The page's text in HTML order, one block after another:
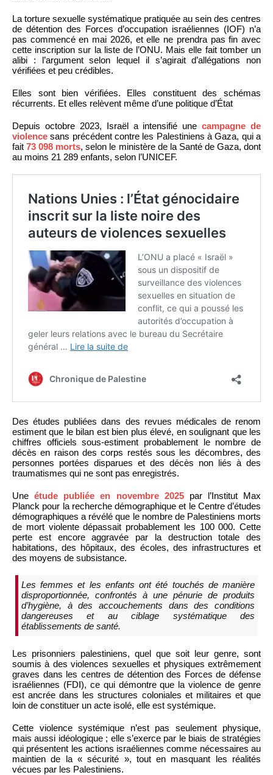
La torture sexuelle systématique pratiquée au sein des centres
de détention des Forces d’occupation israéliennes (IOF) n’a
pas commencé en mai 2026, et elle ne prendra pas fin avec
cette inscription sur la liste de l’ONU. Mais elle fait tomber un
alibi : l’argument selon lequel il s’agirait d’allégations non
vérifiées et peu crédibles.
Elles sont bien vérifiées. Elles constituent des schémas
récurrents. Et elles relèvent même d’une politique d’État
Depuis octobre 2023, Israël a intensifié unecampagne de
violence sans précédent contre les Palestiniens à Gaza, qui a
fait73 098 morts, selon le ministère de la Santé de Gaza, dont
au moins 21 289 enfants, selon l’UNICEF.
Des études publiées dans des revues médicales de renom
estiment que le bilan est bien plus élevé, en soulignant que les
chiffres officiels sous-estiment probablement le nombre de
décès en raison des corps restés sous les décombres, des
personnes portées disparues et des décès non liés à des
traumatismes qui ne sont pas enregistrés.
Uneétude publiée en novembre 2025par l’Institut Max
Planck pour la recherche démographique et le Centre d’études
démographiques a révélé que le nombre de Palestiniens morts
de mort violente dépassait probablement les 100 000. Cette
perte est encore aggravée par la destruction totale des
habitations, des hôpitaux, des écoles, des infrastructures et
des moyens de subsistance.
Les femmes et les enfants ont été touchés de manière
disproportionnée, confrontés à une pénurie de produits
d’hygiène, à des accouchements dans des conditions
dangereuses et au ciblage systématique des
établissements de santé.
Les prisonniers palestiniens, quel que soit leur genre, sont
soumis à des violences sexuelles et physiques extrêmement
graves dans les centres de détention des Forces de défense
israéliennes (FDI), ce qui démontre que la violence de genre
est ancrée dans les structures coloniales et militaires et que
loin de constituer un acte isolé, elle est systémique.
Cette violence systémique n’est pas seulement physique,
mais aussi idéologique ; elle s’exerce par le biais de stratégies
qui présentent les actions israéliennes comme nécessaires au
maintien de la « sécurité », tout en masquant les réalités
vécues par les Palestiniens.